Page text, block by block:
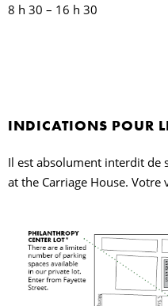
8 h 30 – 16 h 30
INDICATIONS POUR
Il est absolument interdit de
at the Carriage House. Votre